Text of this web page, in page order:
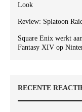
Look
Review: Splatoon
Square Enix werkt
Fantasy XIV op
RECENTE